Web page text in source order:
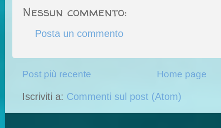
Nessun commento:
Posta un commento
Post più recente Home page
Iscriviti a: Commenti sul post (Atom)